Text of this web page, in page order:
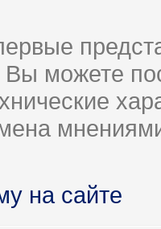
Вы можете
на сайте